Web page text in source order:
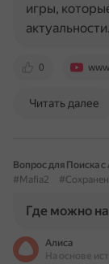
0
игры,
Читать далее
Вопрос для Поиска с
#Mafia2
Где можно
Алиса
На основе